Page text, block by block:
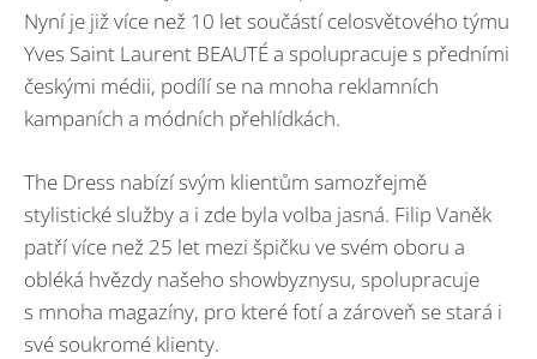
Nyní je již více než 10 let součástí celosvětového týmu
Yves Saint Laurent BEAUTÉ a spolupracuje s předními
českými médii, podílí se na mnoha reklamních
kampaních a módních přehlídkách.
The Dress nabízí svým klientům samozřejmě
stylistické služby a i zde byla volba jasná. Filip Vaněk
patří více než 25 let mezi špičku ve svém oboru a
obléká hvězdy našeho showbyznysu, spolupracuje
s mnoha magazíny, pro které fotí a zároveň se stará i
své soukromé klienty.